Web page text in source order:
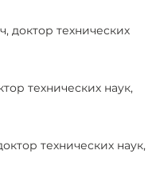
доктор технических
технических наук,
технических наук,